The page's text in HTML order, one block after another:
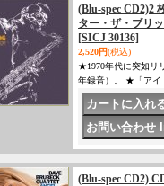
(Blu-spec CD2)2
ター・ザ・ブリ
[SICJ 30136]
2,520円(税込)
★1970年代に突如リ
年録音）。 ★「アイ
(Blu-spec CD2)